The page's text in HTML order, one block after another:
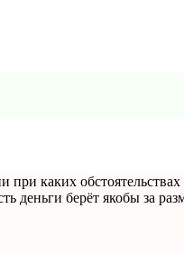
каких обстоятельствах
деньги берёт якобы за